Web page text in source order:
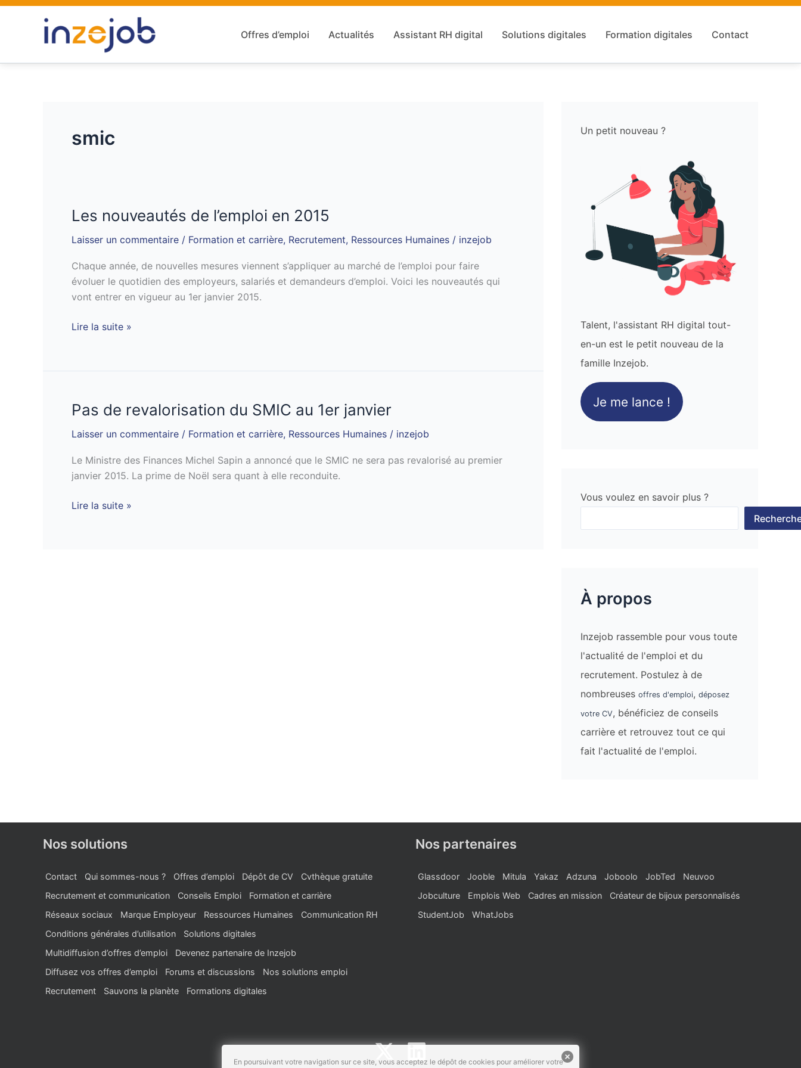
Aller
Offres d’emploi Actualités Assistant RH digital Solutions digitales Formation digitales Contact
smic
Les nouveautés de l’emploi en 2015
Laisser un commentaire / Formation et carrière, Recrutement, Ressources Humaines / inzejob
Chaque année, de nouvelles mesures viennent s’appliquer au marché de l’emploi pour faire
évoluer le quotidien des employeurs, salariés et demandeurs d’emploi. Voici les nouveautés qui
vont entrer en vigueur au 1er janvier 2015.
Les
de
l’emploi
en
Lire la suite »
Pas de revalorisation du SMIC au 1er janvier
Laisser un commentaire / Formation et carrière, Ressources Humaines / inzejob
Le Ministre des Finances Michel Sapin a annoncé que le SMIC ne sera pas revalorisé au premier
janvier 2015. La prime de Noël sera quant à elle reconduite.
Pas
revalorisation
au
1er
Lire la suite »
Un petit nouveau ?
Talent, l'assistant RH digital tout-
en-un est le petit nouveau de la
famille Inzejob.
Je me lance !
Vous voulez en savoir plus ?
À propos
Inzejob rassemble pour vous toute
l'actualité de l'emploi et du
recrutement. Postulez à de
nombreuses offres d'emploi, déposez
votre CV, bénéficiez de conseils
carrière et retrouvez tout ce qui
fait l'actualité de l'emploi.
Nos solutions
Contact Qui sommes-nous ? Offres d’emploi Dépôt de CV
Cvthèque gratuite
Recrutement et communication
Conseils Emploi
Formation et carrière
Réseaux sociaux
Marque Employeur Ressources Humaines
Communication RH
Conditions générales d’utilisation
Solutions digitales
Multidiffusion d’offres d’emploi
Devenez partenaire de Inzejob
Diffusez vos offres d’emploi
Forums et discussions
Nos solutions emploi
Recrutement
Sauvons la planète Formations digitales
Nos partenaires
Glassdoor Jooble Mitula Yakaz Adzuna Joboolo JobTed
Neuvoo
Jobculture
Emplois Web Cadres en mission
Créateur de bijoux personnalisés
StudentJob
WhatJobs
En poursuivant votre navigation sur ce site, vous acceptez le dépôt de cookies pour améliorer votre